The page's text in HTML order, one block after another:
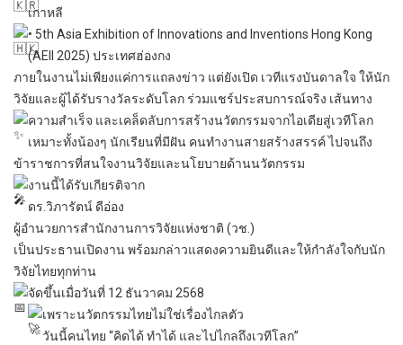
เกาหลี
• 5th Asia Exhibition of Innovations and Inventions Hong Kong
(AEII 2025) ประเทศฮ่องกง
ภายในงานไม่เพียงแค่การแถลงข่าว แต่ยังเปิด เวทีแรงบันดาลใจ ให้นัก
วิจัยและผู้ได้รับรางวัลระดับโลก ร่วมแชร์ประสบการณ์จริง เส้นทาง
ความสำเร็จ และเคล็ดลับการสร้างนวัตกรรมจากไอเดียสู่เวทีโลก
เหมาะทั้งน้องๆ นักเรียนที่มีฝัน คนทำงานสายสร้างสรรค์ ไปจนถึง
ข้าราชการที่สนใจงานวิจัยและนโยบายด้านนวัตกรรม
งานนี้ได้รับเกียรติจาก
ดร.วิภารัตน์ ดีอ่อง
ผู้อำนวยการสำนักงานการวิจัยแห่งชาติ (วช.)
เป็นประธานเปิดงาน พร้อมกล่าวแสดงความยินดีและให้กำลังใจกับนัก
วิจัยไทยทุกท่าน
จัดขึ้นเมื่อวันที่ 12 ธันวาคม 2568
เพราะนวัตกรรมไทยไม่ใช่เรื่องไกลตัว
วันนี้คนไทย “คิดได้ ทำได้ และไปไกลถึงเวทีโลก”